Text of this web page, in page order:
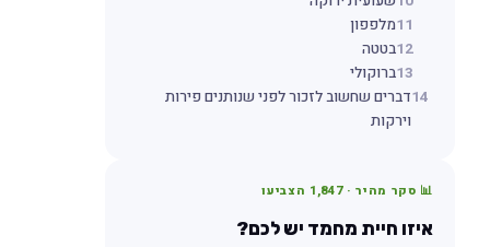
11מלפפון
12בטטה
13ברוקולי
14דברים שחשוב לזכור לפני שנותנים פירות
וירקות
📊 סקר מהיר ·1,847 הצביעו
איזו חיית מחמד יש לכם?